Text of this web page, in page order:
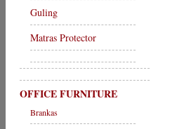
Guling
Matras Protector
OFFICE FURNITURE
Brankas